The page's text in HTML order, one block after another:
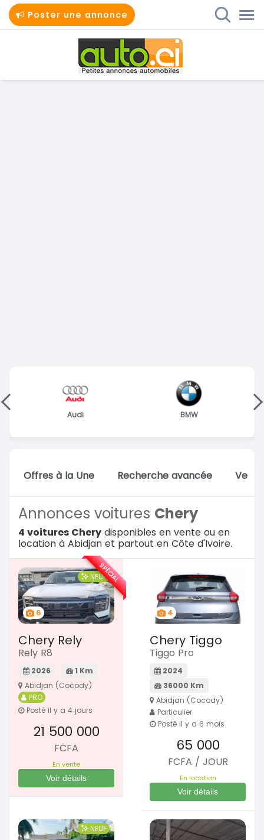
Poster une annonce
Audi BMW
Offres à la Une Recherche avancée Vente
Annonces voitures Chery
4 voitures Chery disponibles en vente ou en
location à Abidjan et partout en Côte d'Ivoire.
6
NEUF
Chery Rely
Rely R8
2026
1 Km
Abidjan (Cocody)
PRO
Posté il y a 4 jours
21 500 000
FCFA
En vente
Voir détails
SPÉCIAL
4
Chery Tiggo
Tiggo Pro
2024
36000 Km
Abidjan (Cocody)
Particulier
Posté il y a 6 mois
65 000
FCFA / JOUR
En location
Voir détails
NEUF